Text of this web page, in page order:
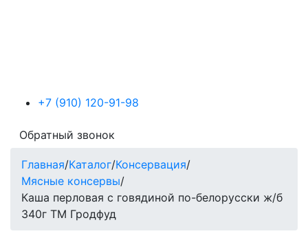
+7 (910) 120-91-98
Обратный звонок
Главная/Каталог/Консервация/
Мясные консервы/
Каша перловая с говядиной по-белорусски ж/б
340г ТМ Гродфуд